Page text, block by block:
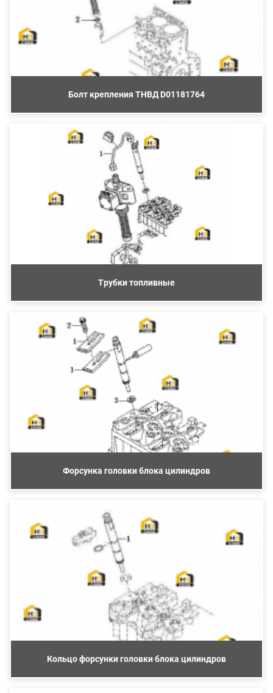
Болт крепления ТНВД D01181764
Трубки топливные
Форсунка головки блока цилиндров
Кольцо форсунки головки блока цилиндров